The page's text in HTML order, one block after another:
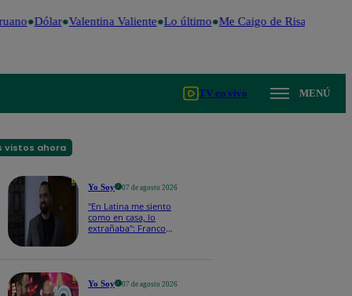
Dólar Valentina Valiente Lo último Me Caigo de Risa
TV en vivo MENÚ
vistos ahora
Yo Soy 07 de agosto 2026
"En Latina me siento
como en casa, lo
extrañaba": Franco
Yo Soy 07 de agosto 2026